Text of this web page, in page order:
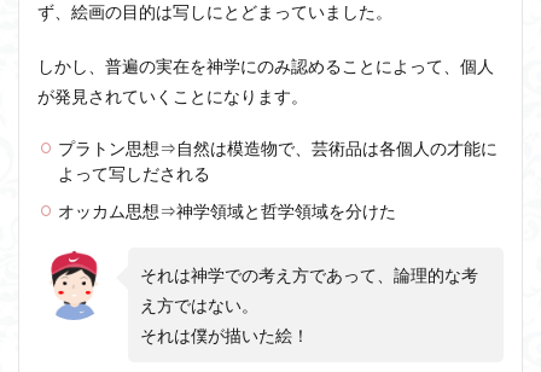
ず、絵画の目的は写しにとどまっていました。
しかし、普遍の実在を神学にのみ認めることによって、個人
が発見されていくことになります。
プラトン思想⇒自然は模造物で、芸術品は各個人の才能に
よって写しだされる
オッカム思想⇒神学領域と哲学領域を分けた
それは神学での考え方であって、論理的な考
え方ではない。
それは僕が描いた絵！